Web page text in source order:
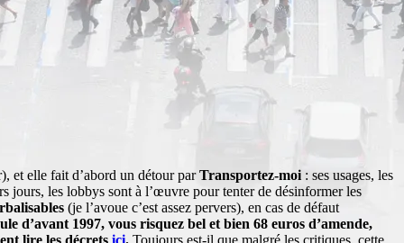
et elle fait d’abord un détour parTransportez-moi : ses usages, les
jours, les lobbys sont à l’œuvre pour tenter de désinformer les
(je l’avoue c’est assez pervers), en cas de défaut
d’avant 1997, vous risquez bel et bien 68 euros d’amende,